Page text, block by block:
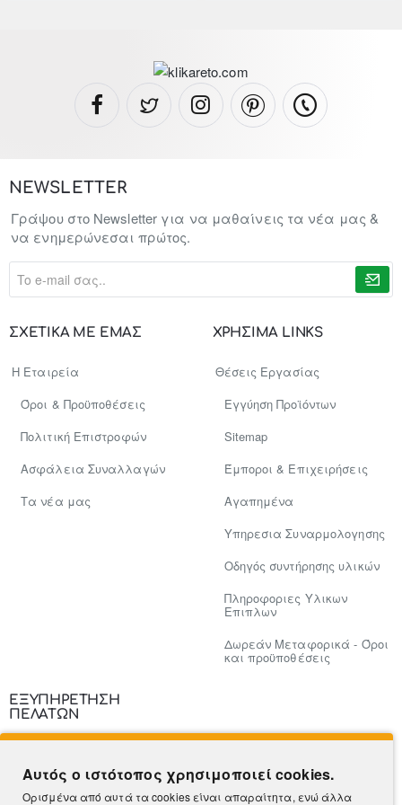
ΣΧΕΤΙΚΑ ΜΕ ΕΜΑΣ
Η Εταιρεία
Όροι & Προϋποθέσεις
Πολιτική Επιστροφών
Ασφάλεια Συναλλαγών
Tα νέα μας
ΧΡΗΣΙΜΑ LINKS
Θέσεις Εργασίας
Εγγύηση Προϊόντων
Sitemap
Έμποροι & Επιχειρήσεις
Αγαπημένα
Υπηρεσια Συναρμολογησης
Οδηγός συντήρησης υλικών
Πληροφοριες Υλικων
Επιπλων
Δωρεάν Μεταφορικά - Όροι
και προϋποθέσεις
ΕΞΥΠΗΡΕΤΗΣΗ
ΠΕΛΑΤΩΝ
Τρόποι Πληρωμής
NEWSLETTER
Γράψου στο Newsletter για να μαθαίνεις τα νέα μας &
να ενημερώνεσαι πρώτος.
σας..
Αυτός ο ιστότοπος χρησιμοποιεί cookies.
Ορισμένα από αυτά τα cookies είναι απαραίτητα, ενώ άλλα